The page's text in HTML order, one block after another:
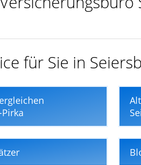
für Sie in